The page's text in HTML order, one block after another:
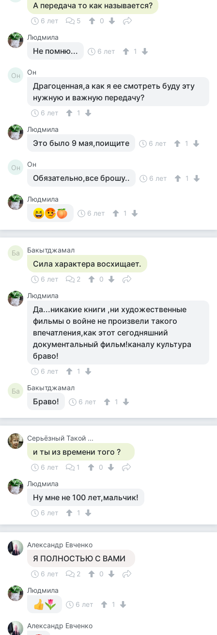
А передача то как называется?
6 лет 5
0
Людмила
Не помню... 6 лет 1
Он Он
Драгоценная,а как я ее смотреть буду эту
нужную и важную передачу?
6 лет
1
Людмила
Это было 9 мая,поищите 6 лет 1
Он Он
Обязательно,все брошу.. 6 лет 1
Людмила
6 лет
1
Ба Бакытджамал
Сила характера восхищает.
6 лет 2
0
Людмила
Да...никакие книги ,ни художественные
фильмы о войне не произвели такого
впечатления,как этот сегодняшний
документальный фильм!каналу культура
браво!
6 лет 1
Ба Бакытджамал
Браво! 6 лет 1
Серьёзный Такой ...
и ты из времени того ?
6 лет 1
0
Людмила
Ну мне не 100 лет,мальчик!
6 лет 1
Александр Евченко
Я ПОЛНОСТЬЮ С ВАМИ
6 лет 2
0
Людмила
6 лет
1
Александр Евченко